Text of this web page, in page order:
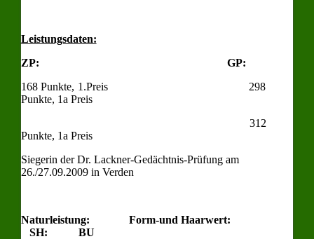
Leistungsdaten:
ZP: GP:
168 Punkte, 1.Preis 298
Punkte, 1a Preis
312
Punkte, 1a Preis
Siegerin der Dr. Lackner-Gedächtnis-Prüfung am
26./27.09.2009 in Verden
Naturleistung:
Form-und Haarwert:
SH:
BU